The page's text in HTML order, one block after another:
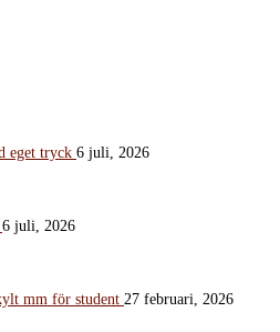
eget tryck 6 juli, 2026
6 juli, 2026
mm för student 27 februari, 2026